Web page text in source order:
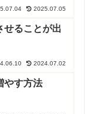
2025.07.05
せることが出
2024.07.02
やす方法